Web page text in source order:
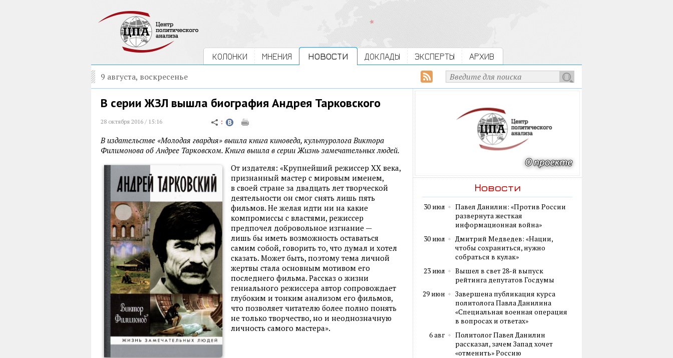
КОЛОНКИ МНЕНИЯ НОВОСТИ ДОКЛАДЫ ЭКСПЕРТЫ АРХИВ
9 августа, воскресенье
В серии ЖЗЛ вышла биография Андрея Тарковского
28 октября 2016 / 15:16
В издательстве «Молодая гвардия» вышла книга киноведа, культуролога Виктора
Филимонова об Андрее Тарковском. Книга вышла в серии Жизнь замечательных людей.
От издателя: «Крупнейший режиссер XX века,
признанный мастер с мировым именем,
в своей стране за двадцать лет творческой
деятельности он смог снять лишь пять
фильмов. Не желая идти ни на какие
компромиссы с властями, режис­сер
предпочел добровольное изгнание —
лишь бы иметь возможность оста­ваться
самим собой, говорить то, что думал и хотел
сказать. Может быть, по­этому тема личной
жертвы стала основным мотивом его
последнего фильма. Рассказ о жизни
гениального режиссера автор сопровождает
глубоким и тонким анализом его фильмов,
что позволяет читателю более полно понять
не только творчество, но и неоднозначную
личность самого мастера».
Новости
30 июл
Павел Данилин: «Против России
развернута жесткая
информационная война»
30 июл
Дмитрий Медведев: «Нации,
чтобы сохраниться, нужно
собраться в кулак»
23 июл
Вышел в свет 28-й выпуск
рейтинга депутатов Госдумы
29 июн
Завершена публикация курса
политолога Павла Данилина
«Специальная военная операция
в вопросах и ответах»
6 авг
Политолог Павел Данилин
рассказал, зачем Запад хочет
«отменить» Россию